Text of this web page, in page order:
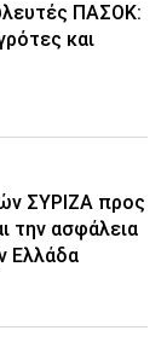
ΠΑΣΟΚ:
και
ΣΥΡΙΖΑ προς
την ασφάλεια
Ελλάδα